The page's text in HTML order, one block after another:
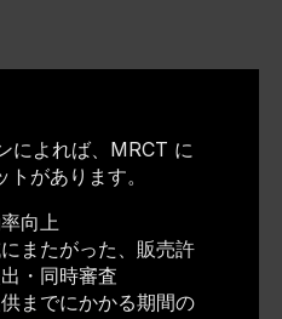
によれば、MRCT に
があります。
向上
またがった、販売許
・同時審査
までにかかる期間の